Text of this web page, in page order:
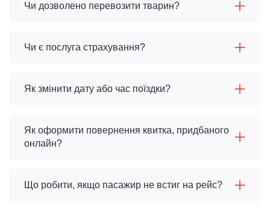
Чи дозволено перевозити тварин?
Чи є послуга страхування?
Як змінити дату або час поїздки?
Як оформити повернення квитка, придбаного
онлайн?
Що робити, якщо пасажир не встиг на рейс?